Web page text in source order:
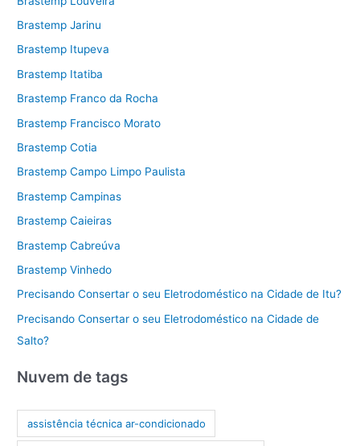
Brastemp Jarinu
Brastemp Itupeva
Brastemp Itatiba
Brastemp Franco da Rocha
Brastemp Francisco Morato
Brastemp Cotia
Brastemp Campo Limpo Paulista
Brastemp Campinas
Brastemp Caieiras
Brastemp Cabreúva
Brastemp Vinhedo
Precisando Consertar o seu Eletrodoméstico na Cidade de Itu?
Precisando Consertar o seu Eletrodoméstico na Cidade de
Salto?
Nuvem de tags
assistência técnica ar-condicionado